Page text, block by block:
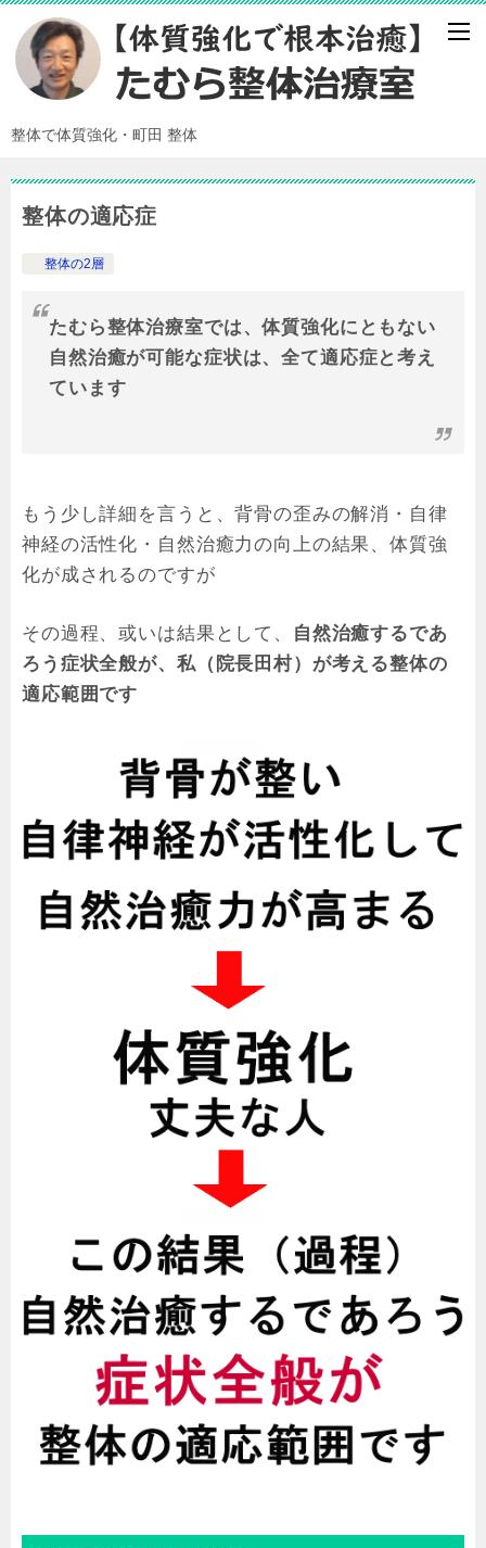
整体で体質強化・町田 整体
整体の適応症
整体の2層
たむら整体治療室では、体質強化にともない
自然治癒が可能な症状は、全て適応症と考え
ています
もう少し詳細を言うと、背骨の歪みの解消・自律
神経の活性化・自然治癒力の向上の結果、体質強
化が成されるのですが
その過程、或いは結果として、
自然治癒するであ
ろう症状全般が、 私（院長田村）が考える整体の
適応範囲です